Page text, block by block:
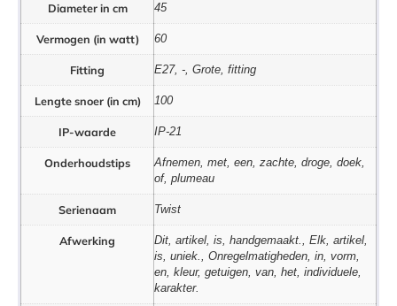
Diameter in cm 45
Vermogen (in watt) 60
Fitting E27, -, Grote, fitting
Lengte snoer (in cm) 100
IP-waarde IP-21
Onderhoudstips
Afnemen, met, een, zachte, droge, doek,
of, plumeau
Serienaam Twist
Afwerking
Dit, artikel, is, handgemaakt., Elk, artikel,
is, uniek., Onregelmatigheden, in, vorm,
en, kleur, getuigen, van, het, individuele,
karakter.